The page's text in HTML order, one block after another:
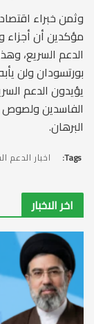
وثمن خبراء
مؤكدين أن
الدعم السريع،
بورتسودان ولن
يؤيدون الدعم
الفاسدين ولصوص
البرهان.
Tags: اخبار الدعم
اخر الاخبار